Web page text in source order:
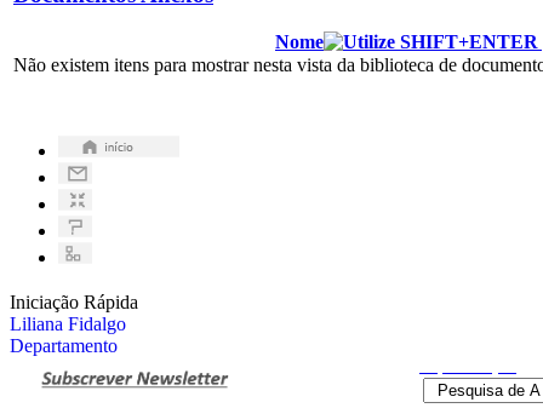
Nome
Não existem itens para mostrar nesta vista da biblioteca de
Iniciação Rápida
Liliana Fidalgo
Departamento